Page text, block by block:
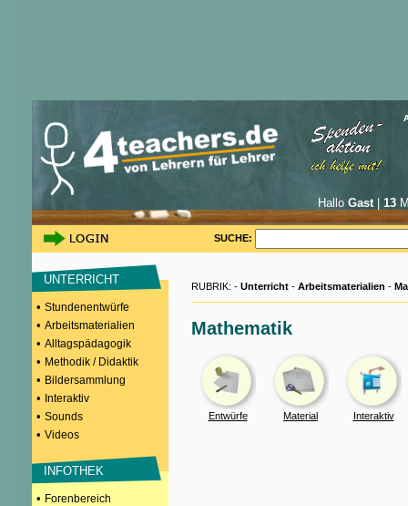
Hallo Gast| 13
SUCHE:
UNTERRICHT
• Stundenentwürfe
• Arbeitsmaterialien
• Alltagspädagogik
• Methodik / Didaktik
• Bildersammlung
• Interaktiv
• Sounds
• Videos
INFOTHEK
• Forenbereich
RUBRIK: - Unterricht - Arbeitsmaterialien -
Mathematik
Entwürfe Material Interaktiv